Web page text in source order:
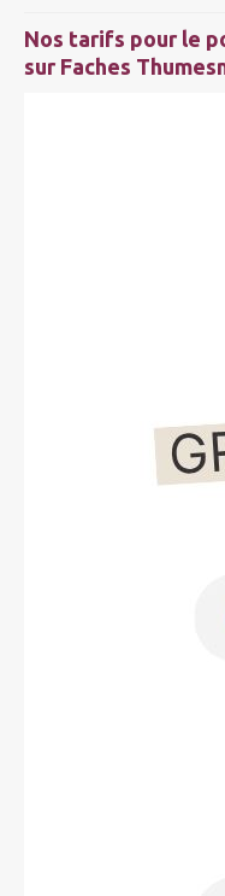
Nos tarifs pour le
sur Faches